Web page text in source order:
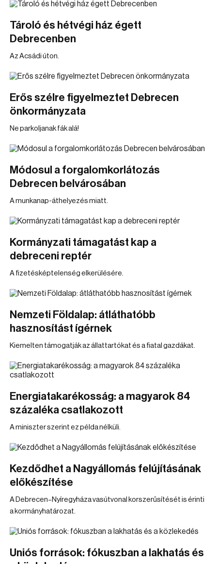
Tároló és hétvégi ház égett
Debrecenben
Az Acsádi úton.
Erős szélre figyelmeztet Debrecen
önkormányzata
Ne parkoljanak fák alá!
Módosul a forgalomkorlátozás
Debrecen belvárosában
A munkanap-áthelyezés miatt.
Kormányzati támagatást kap a
debreceni reptér
A fizetésképtelenség elkerülésére.
Nemzeti Földalap: átláthatóbb
hasznosítást ígérnek
Kiemelten támogatják az állattartókat és a fiatal gazdákat.
Energiatakarékosság: a magyarok 84
százaléka csatlakozott
A miniszter szerint ez példa nélküli.
Kezdődhet a Nagyállomás felújításának
előkészítése
A Debrecen–Nyíregyháza vasútvonal korszerűsítését is érinti
a kormányhatározat.
Uniós források: fókuszban a lakhatás és